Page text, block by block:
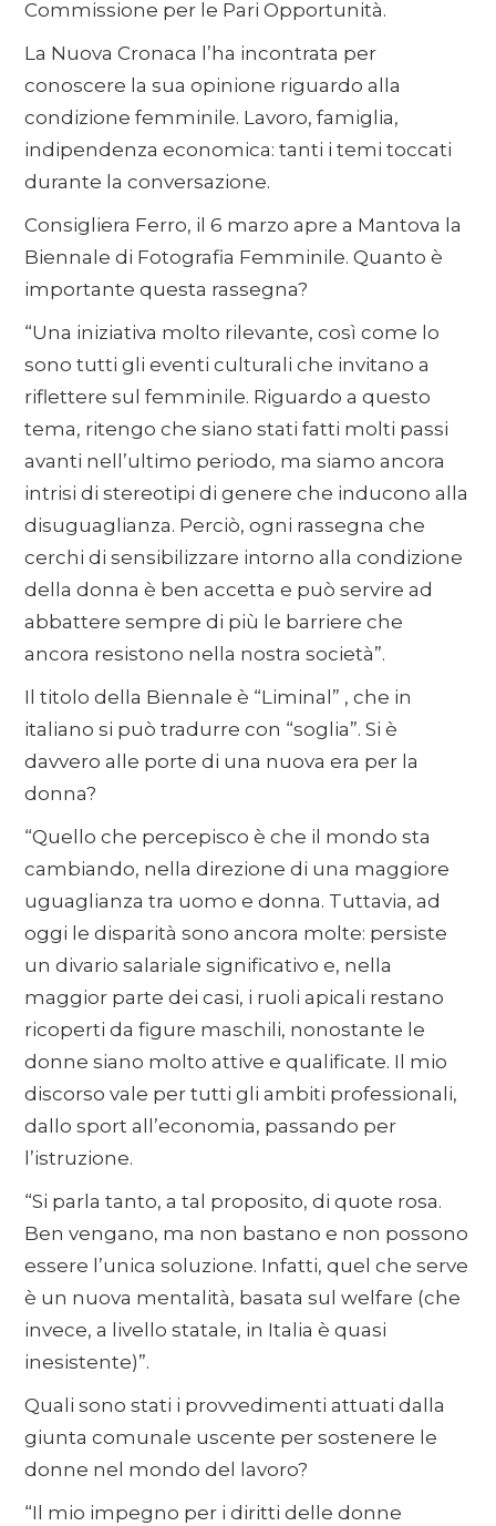
Commissione per le Pari Opportunità.
La Nuova Cronaca l’ha incontrata per
conoscere la sua opinione riguardo alla
condizione femminile. Lavoro, famiglia,
indipendenza economica: tanti i temi toccati
durante la conversazione.
Consigliera Ferro, il 6 marzo apre a Mantova la
Biennale di Fotografia Femminile. Quanto è
importante questa rassegna?
“Una iniziativa molto rilevante, così come lo
sono tutti gli eventi culturali che invitano a
riflettere sul femminile. Riguardo a questo
tema, ritengo che siano stati fatti molti passi
avanti nell’ultimo periodo, ma siamo ancora
intrisi di stereotipi di genere che inducono alla
disuguaglianza. Perciò, ogni rassegna che
cerchi di sensibilizzare intorno alla condizione
della donna è ben accetta e può servire ad
abbattere sempre di più le barriere che
ancora resistono nella nostra società”.
Il titolo della Biennale è “Liminal” , che in
italiano si può tradurre con “soglia”. Si è
davvero alle porte di una nuova era per la
donna?
“Quello che percepisco è che il mondo sta
cambiando, nella direzione di una maggiore
uguaglianza tra uomo e donna. Tuttavia, ad
oggi le disparità sono ancora molte: persiste
un divario salariale significativo e, nella
maggior parte dei casi, i ruoli apicali restano
ricoperti da figure maschili, nonostante le
donne siano molto attive e qualificate. Il mio
discorso vale per tutti gli ambiti professionali,
dallo sport all’economia, passando per
l’istruzione.
“Si parla tanto, a tal proposito, di quote rosa.
Ben vengano, ma non bastano e non possono
essere l’unica soluzione. Infatti, quel che serve
è un nuova mentalità, basata sul welfare (che
invece, a livello statale, in Italia è quasi
inesistente)”.
Quali sono stati i provvedimenti attuati dalla
giunta comunale uscente per sostenere le
donne nel mondo del lavoro?
“Il mio impegno per i diritti delle donne